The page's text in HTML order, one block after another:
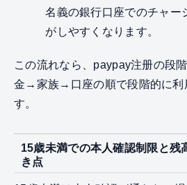
名義の銀行口座でのチャー
がしやすくなります。
この流れなら、paypay注册の段
金→家族→口座の順で段階的に利
す。
15歳未満での本人確認制限と残
き点